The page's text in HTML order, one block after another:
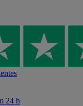
24 h